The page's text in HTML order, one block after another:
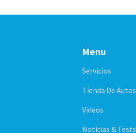
Menu
Servicios
Tienda De Autos
Videos
Noticias & Tests